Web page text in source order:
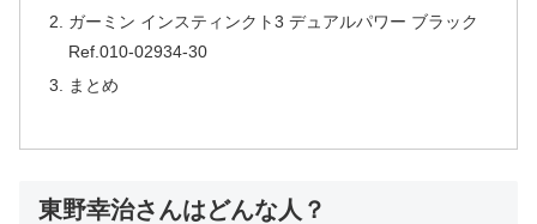
ガーミン インスティンクト3 デュアルパワー ブラック
Ref.010-02934-30
まとめ
東野幸治さんはどんな人？